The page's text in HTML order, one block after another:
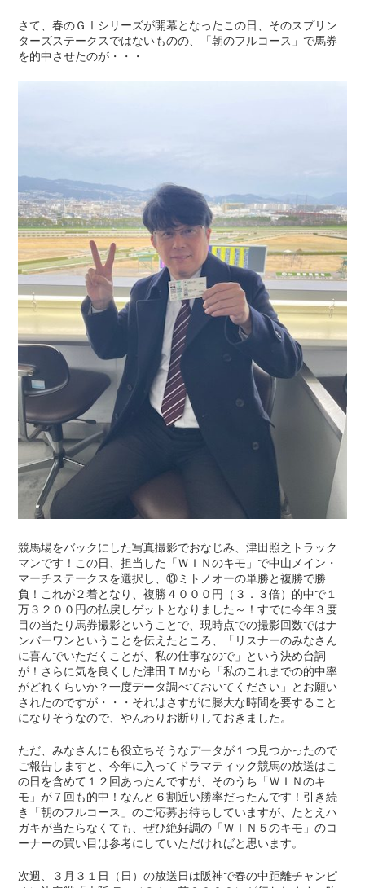
さて、春のＧⅠシリーズが開幕となったこの日、そのスプリン
ターズステークスではないものの、「朝のフルコース」で馬券
を的中させたのが・・・
競馬場をバックにした写真撮影でおなじみ、津田照之トラック
マンです！この日、担当した「ＷＩＮのキモ」で中山メイン・
マーチステークスを選択し、⑬ミトノオーの単勝と複勝で勝
負！これが２着となり、複勝４０００円（３．３倍）的中で１
万３２００円の払戻しゲットとなりました～！すでに今年３度
目の当たり馬券撮影ということで、現時点での撮影回数ではナ
ンバーワンということを伝えたところ、「リスナーのみなさん
に喜んでいただくことが、私の仕事なので」という決め台詞
が！さらに気を良くした津田ＴＭから「私のこれまでの的中率
がどれくらいか？一度データ調べておいてください」とお願い
されたのですが・・・それはさすがに膨大な時間を要すること
になりそうなので、やんわりお断りしておきました。
ただ、みなさんにも役立ちそうなデータが１つ見つかったので
ご報告しますと、今年に入ってドラマティック競馬の放送はこ
の日を含めて１２回あったんですが、そのうち「ＷＩＮのキ
モ」が７回も的中！なんと６割近い勝率だったんです！引き続
き「朝のフルコース」のご応募お待ちしていますが、たとえハ
ガキが当たらなくても、ぜひ絶好調の「ＷＩＮ５のキモ」のコ
ーナーの買い目は参考にしていただければと思います。
次週、３月３１日（日）の放送日は阪神で春の中距離チャンピ